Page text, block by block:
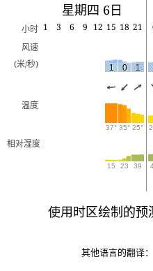
星期四 6日
小时 1 3 6 9 12 15 18 21
风速
(米/秒)
1 0 1
温度
37° 35° 25°
相对湿度
15 23 39
使用时区绘制的
其他语言的翻译：